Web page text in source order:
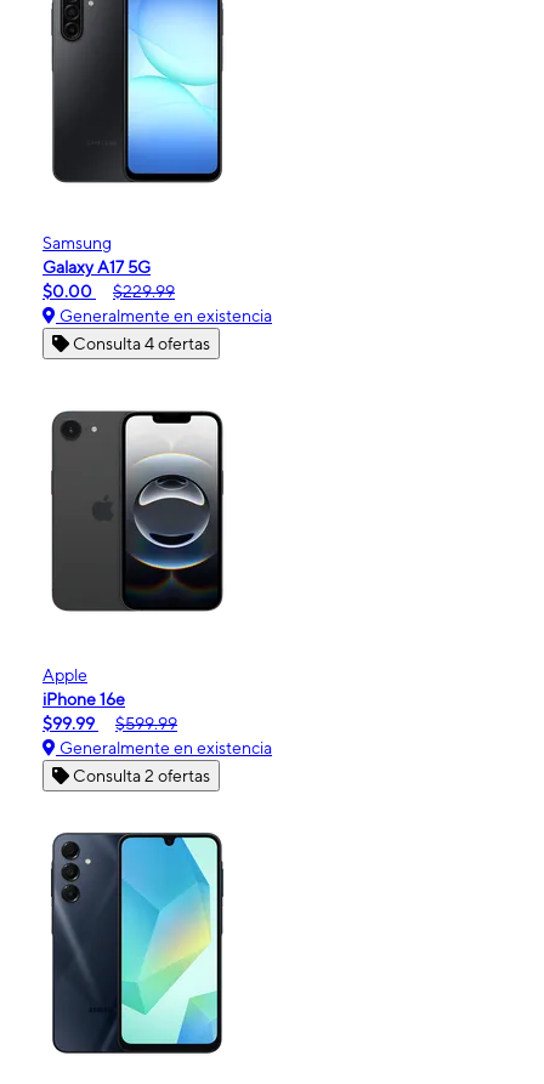
Samsung
Galaxy A17 5G
$0.00
$229.99
Generalmente en existencia
Consulta 4 ofertas
Apple
iPhone 16e
$99.99
$599.99
Generalmente en existencia
Consulta 2 ofertas